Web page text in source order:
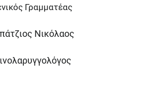
Γραμματέας
Νικόλαος